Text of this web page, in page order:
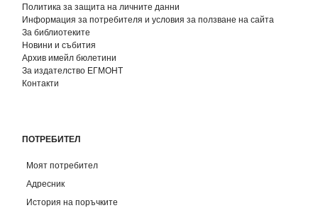
Политика за защита на личните данни
Информация за потребителя и условия за ползване на сайта
За библиотеките
Новини и събития
Архив имейл бюлетини
За издателство ЕГМОНТ
Контакти
ПОТРЕБИТЕЛ
Моят потребител
Адресник
История на поръчките